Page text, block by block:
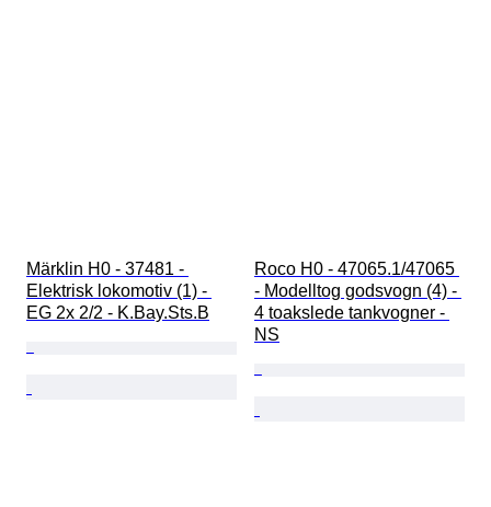
Märklin H0 - 37481 -
Elektrisk lokomotiv (1) -
EG 2x 2/2 - K.Bay.Sts.B
Roco H0 - 47065.1/47065
- Modelltog godsvogn (4) -
4 toakslede tankvogner -
NS